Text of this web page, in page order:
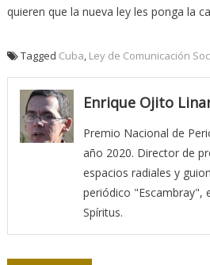
quieren que la nueva ley les ponga la
Tagged Cuba Ley de Comunicación
Enrique Ojito
Premio Nacional de
año 2020. Director de
espacios radiales y
periódico "Escambray",
Spíritus.